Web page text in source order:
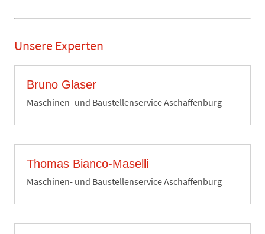
Unsere Experten
Bruno Glaser
Maschinen- und Baustellenservice Aschaffenburg
Thomas Bianco-Maselli
Maschinen- und Baustellenservice Aschaffenburg